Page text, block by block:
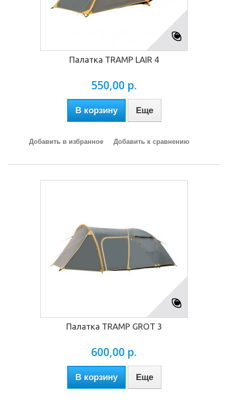
Палатка TRAMP LAIR 4
550,00 р.
В корзину Еще
Добавить в избранное Добавить к сравнению
Палатка TRAMP GROT 3
600,00 р.
В корзину Еще